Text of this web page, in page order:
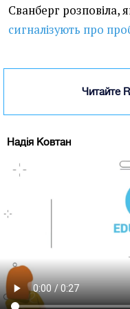
Сванберг розповіла,
сигналізують про
Читайте
Надія Ковтан